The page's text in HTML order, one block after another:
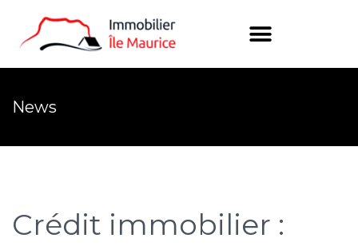
News
Crédit immobilier :